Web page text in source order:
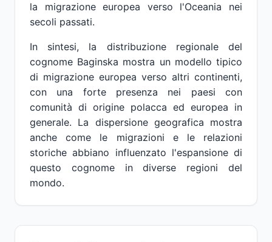
la migrazione europea verso l'Oceania nei
secoli passati.
In sintesi, la distribuzione regionale del
cognome Baginska mostra un modello tipico
di migrazione europea verso altri continenti,
con una forte presenza nei paesi con
comunità di origine polacca ed europea in
generale. La dispersione geografica mostra
anche come le migrazioni e le relazioni
storiche abbiano influenzato l'espansione di
questo cognome in diverse regioni del
mondo.